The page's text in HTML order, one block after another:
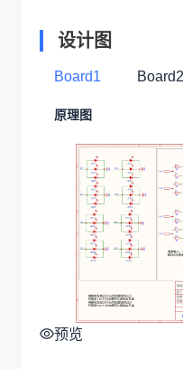
设计图
Board1 Board2
原理图
预览